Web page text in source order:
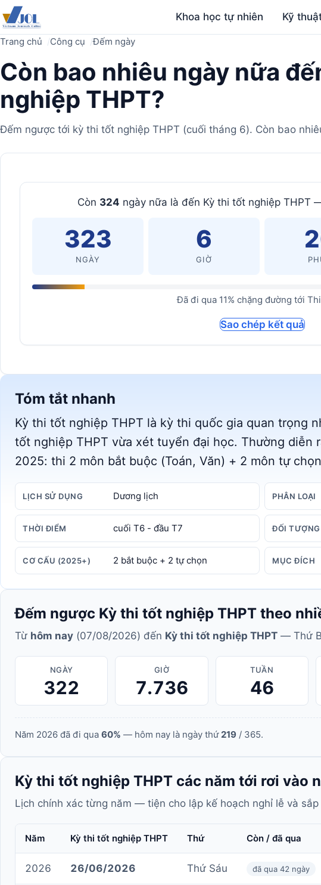
Khoa học tự nhiên Kỹ
Trang chủ Công cụ Đếm ngày
Còn bao nhiêu ngày nữa
nghiệp THPT?
Đếm ngược tới kỳ thi tốt nghiệp THPT (cuối tháng 6). Còn bao
Máy
Còn 324 ngày nữa là đến Kỳ thi tốt nghiệp THPT
323
NGÀY
6
GIỜ
Đã đi qua 11% chặng đường tới
Sao chép kết quả
Tóm tắt nhanh
Kỳ thi tốt nghiệp THPT là kỳ thi quốc gia quan trọng
tốt nghiệp THPT vừa xét tuyển đại học. Thường diễn
2025: thi 2 môn bắt buộc (Toán, Văn) + 2 môn tự
LỊCH SỬ DỤNG Dương lịch PHÂN LOẠI
THỜI ĐIỂM cuối T6 - đầu T7 ĐỐI TƯỢNG
CƠ CẤU (2025+) 2 bắt buộc + 2 tự chọn MỤC ĐÍCH
Đếm ngược Kỳ thi tốt nghiệp THPT theo
Từ hôm nay (07/08/2026) đến Kỳ thi tốt nghiệp THPT — Thứ
NGÀY
322
GIỜ
7.736
TUẦN
46
Năm 2026 đã đi qua 60% — hôm nay là ngày thứ 219 / 365.
Kỳ thi tốt nghiệp THPT các năm tới rơi vào
Lịch chính xác từng năm — tiện cho lập kế hoạch nghỉ lễ và
Năm Kỳ thi tốt nghiệp THPT Thứ Còn / đã qua
2026 26/06/2026 Thứ Sáu đã qua 42 ngày